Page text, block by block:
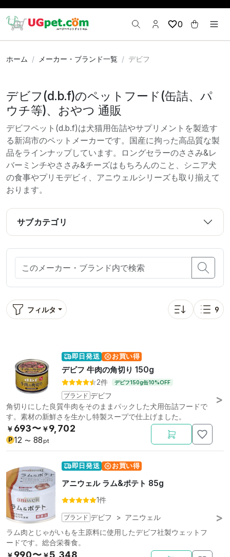
0
ホーム メーカー・ブランド一覧 デビフ
デビフ(d.b.f)のペットフード(缶詰、パ
ウチ等)、おやつ 通販
デビフペット(d.b.f)は犬猫用缶詰やサプリメントを製造す
る新潟市のペットメーカーです。国産に拘った高品質な製
品をラインナップしています。ロングセラーのささみ&レ
バーミンチやささみ&チーズはもちろんのこと、シニア犬
の食事やプリモデビィ、アニウェルシリーズも取り揃えて
おります。
サブカテゴリ
フィルタ
並び替え: 価格が
表示
9
即日発送 お買い得
デビフ 牛肉の角切り 150g
2件 デビフ150g缶10%OFF
ブランド デビフ
角切りにした良質牛肉をそのままパックした犬用缶詰フードで
す。素材の新鮮さを生かし特製スープで仕上げました。
￥ 693〜 ￥9,702
P 12 〜 88 pt
即日発送 お買い得
アニウェル ラム&ポテト 85g
1件
ブランド デビフ > アニウェル
ラム肉とじゃがいもを主原料に使用したデビフ社製ウェットフ
ードです。総合栄養食。
￥ 990〜 ￥5,348